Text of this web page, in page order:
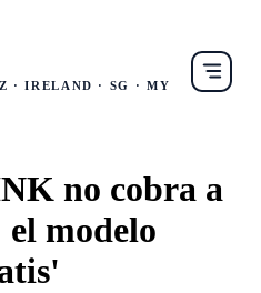
· IRELAND · SG · MY
no cobra a
modelo